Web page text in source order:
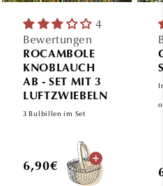
4
Bewertungen
ROCAMBOLE
KNOBLAUCH
AB - SET MIT 3
LUFTZWIEBELN
3 Bulbillen im Set
Normaler
6,90€